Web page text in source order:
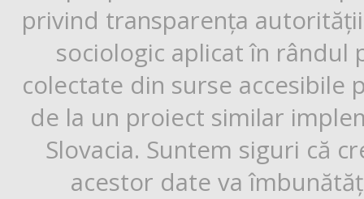
privind transparența
sociologic aplicat în rândul
colectate din surse
de la un proiect similar
Slovacia. Suntem siguri că
acestor date va